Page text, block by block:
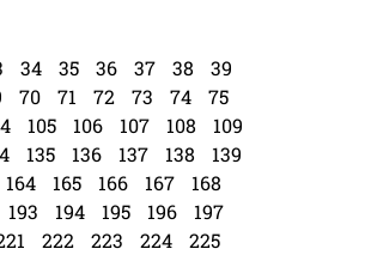
34 35 36 37 38
39
70 71 72 73 74
75
105 106 107 108
109
135 136 137 138
139
164 165 166 167
168
193 194 195 196
197
222 223 224 225